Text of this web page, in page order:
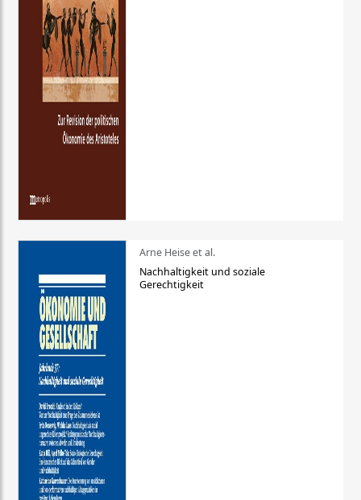
Arne Heise et al.
Nachhaltigkeit und soziale
Gerechtigkeit